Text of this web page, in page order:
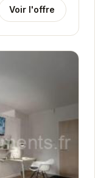
Voir l'offre